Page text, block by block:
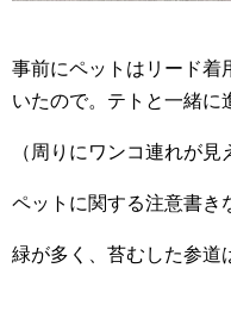
事前にペットはリード着
いたので。テトと一緒に
（周りにワンコ連れが見
ペットに関する注意書き
緑が多く、苔むした参道